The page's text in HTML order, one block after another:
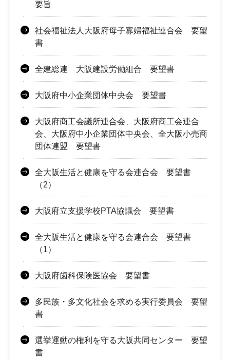
要旨
社会福祉法人大阪府母子寡婦福祉連合会 要望
書
全建総連 大阪建設労働組合 要望書
大阪府中小企業団体中央会 要望書
大阪府商工会議所連合会、大阪府商工会連合
会、大阪府中小企業団体中央会、全大阪小売商
団体連盟 要望書
全大阪生活と健康を守る会連合会 要望書
（2）
大阪府立支援学校PTA協議会 要望書
全大阪生活と健康を守る会連合会 要望書
（1）
大阪府歯科保険医協会 要望書
多民族・多文化社会を求める実行委員会 要望
書
選挙運動の権利を守る大阪共同センター 要望
書